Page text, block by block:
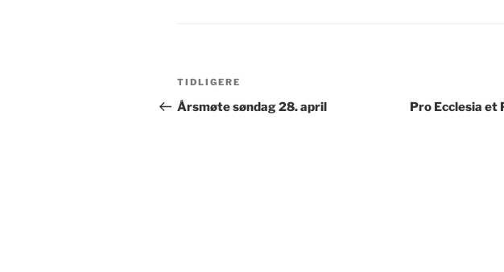
Innleggsnavigasjon
Forrige
innlegg
TIDLIGERE
Årsmøte søndag 28. april
Pro Ecclesia et